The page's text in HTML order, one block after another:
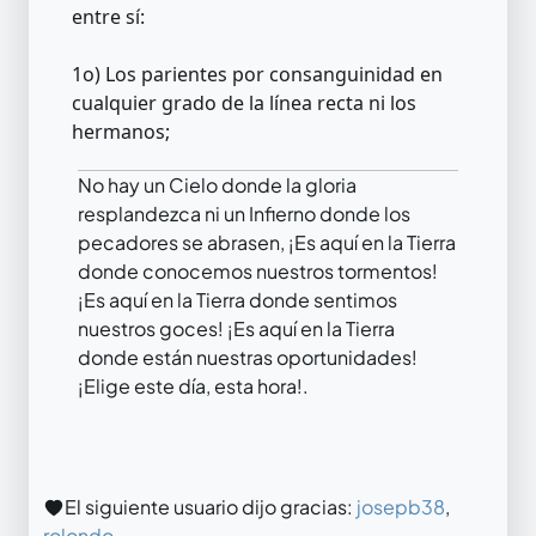
entre sí:
1o) Los parientes por consanguinidad en
cualquier grado de la línea recta ni los
hermanos;
No hay un Cielo donde la gloria
resplandezca ni un Infierno donde los
pecadores se abrasen, ¡Es aquí en la Tierra
donde conocemos nuestros tormentos!
¡Es aquí en la Tierra donde sentimos
nuestros goces! ¡Es aquí en la Tierra
donde están nuestras oportunidades!
¡Elige este día, esta hora!.
El siguiente usuario dijo gracias: josepb38,